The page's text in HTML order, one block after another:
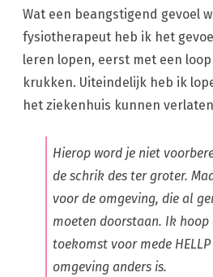
Wat een beangstigend gevoel
fysiotherapeut heb ik het
leren lopen, eerst met een
krukken. Uiteindelijk heb ik
het ziekenhuis kunnen
Hierop word je niet
de schrik des ter groter.
voor de omgeving, die al
moeten doorstaan. Ik
toekomst voor mede
omgeving anders is.